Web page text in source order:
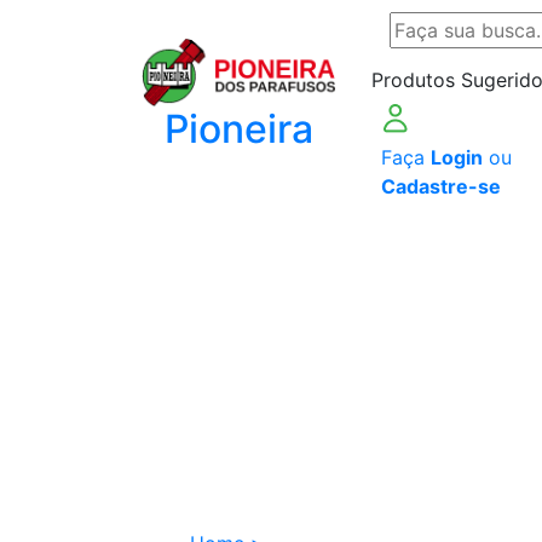
Pioneira
Produtos
Faça Login ou
Cadastre-se